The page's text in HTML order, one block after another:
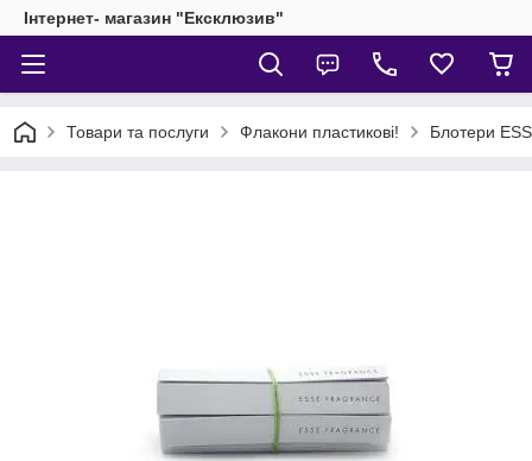
Інтернет- магазин "Ексклюзив"
Товари та послуги Флакони пластикові! Блотери